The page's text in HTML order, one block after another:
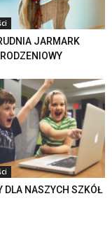
JARMARK
DLA NASZYCH SZKÓŁ